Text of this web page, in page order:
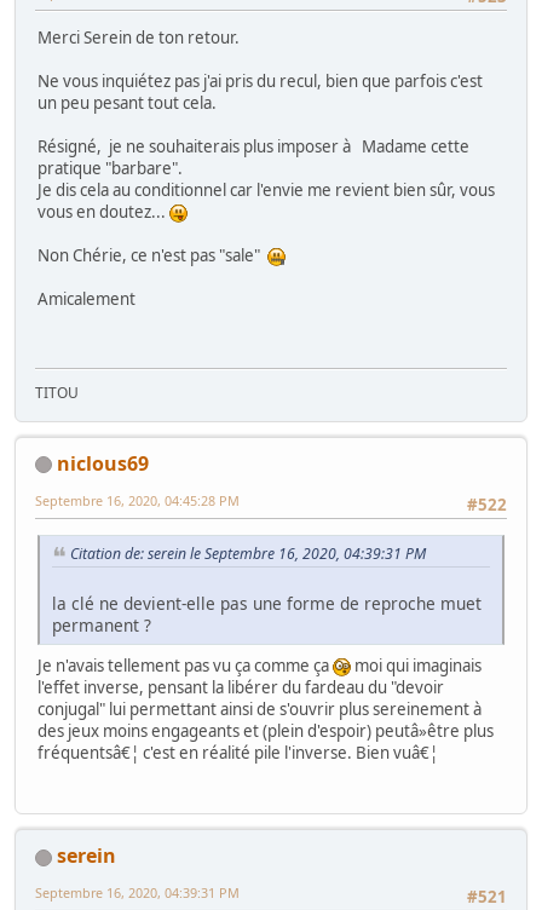
Merci Serein de ton retour.
Ne vous inquiétez pas j'ai pris du recul, bien que parfois c'est
un peu pesant tout cela.
Résigné, je ne souhaiterais plus imposer à Madame cette
pratique "barbare".
Je dis cela au conditionnel car l'envie me revient bien sûr, vous
vous en doutez...
Non Chérie, ce n'est pas "sale"
Amicalement
TITOU
niclous69
#522
Septembre 16, 2020, 04:45:28 PM
Citation de: serein le Septembre 16, 2020, 04:39:31 PM
la clé ne devient-elle pas une forme de reproche muet
permanent ?
Je n'avais tellement pas vu ça comme ça
moi qui imaginais
l'effet inverse, pensant la libérer du fardeau du "devoir
conjugal" lui permettant ainsi de s'ouvrir plus sereinement à
des jeux moins engageants et (plein d'espoir) peutâ»être plus
fréquentsâ€¦ c'est en réalité pile l'inverse. Bien vuâ€¦
serein
#521
Septembre 16, 2020, 04:39:31 PM